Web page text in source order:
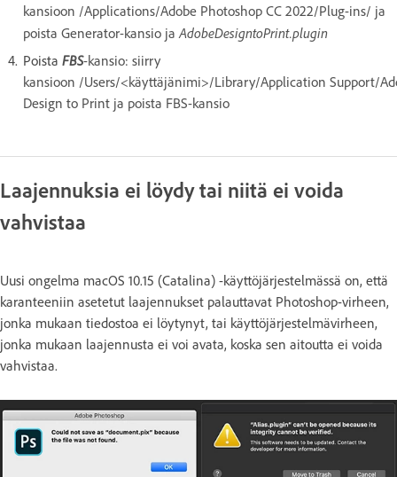
kansioon /Applications/Adobe Photoshop CC 2022/Plug-ins/ ja
poista Generator-kansio jaAdobeDesigntoPrint.plugin
Poista FBS-kansio: siirry
kansioon /Users/<käyttäjänimi>/Library/Application Support/
Design to Print ja poista FBS-kansio
Laajennuksia ei löydy tai niitä ei voida
vahvistaa
Uusi ongelma macOS 10.15 (Catalina) -käyttöjärjestelmässä on, että
karanteeniin asetetut laajennukset palauttavat Photoshop-virheen,
jonka mukaan tiedostoa ei löytynyt, tai käyttöjärjestelmävirheen,
jonka mukaan laajennusta ei voi avata, koska sen aitoutta ei voida
vahvistaa.